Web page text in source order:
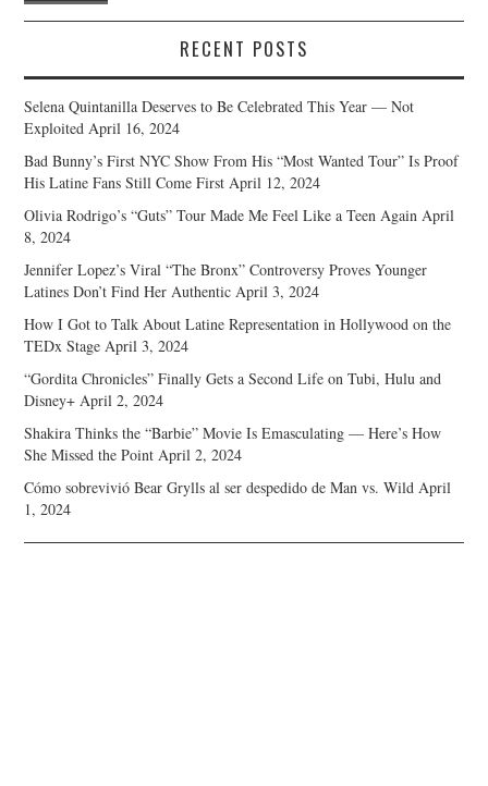
RECENT POSTS
Selena Quintanilla Deserves to Be Celebrated This Year — Not
Exploited April 16, 2024
Bad Bunny’s First NYC Show From His “Most Wanted Tour” Is Proof
His Latine Fans Still Come First April 12, 2024
Olivia Rodrigo’s “Guts” Tour Made Me Feel Like a Teen Again April
8, 2024
Jennifer Lopez’s Viral “The Bronx” Controversy Proves Younger
Latines Don’t Find Her Authentic April 3, 2024
How I Got to Talk About Latine Representation in Hollywood on the
TEDx Stage April 3, 2024
“Gordita Chronicles” Finally Gets a Second Life on Tubi, Hulu and
Disney+ April 2, 2024
Shakira Thinks the “Barbie” Movie Is Emasculating — Here’s How
She Missed the Point April 2, 2024
Cómo sobrevivió Bear Grylls al ser despedido de Man vs. Wild April
1, 2024